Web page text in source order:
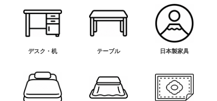
デスク・机 テーブル 日本製家具